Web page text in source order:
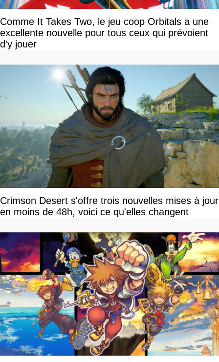
Comme It Takes Two, le jeu coop Orbitals a une
excellente nouvelle pour tous ceux qui prévoient
d'y jouer
Crimson Desert s'offre trois nouvelles mises à jour
en moins de 48h, voici ce qu'elles changent